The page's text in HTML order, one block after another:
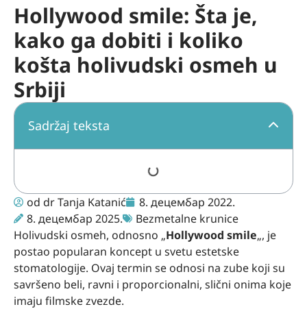
Hollywood smile: Šta je,
kako ga dobiti i koliko
košta holivudski osmeh u
Srbiji
Sadržaj teksta
od dr Tanja Katanić
8. децембар 2022.
8. децембар 2025.
Bezmetalne krunice
Holivudski osmeh, odnosno „Hollywood smile„, je
postao popularan koncept u svetu estetske
stomatologije. Ovaj termin se odnosi na zube koji su
savršeno beli, ravni i proporcionalni, slični onima koje
imaju filmske zvezde.